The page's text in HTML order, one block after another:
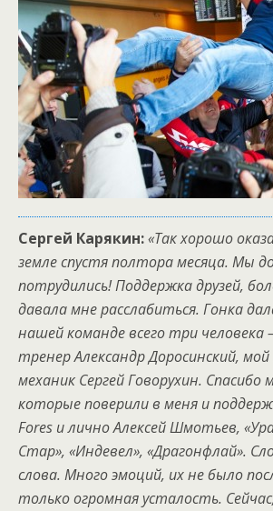
Сергей Карякин:«Так хорошо
земле спустя полтора месяца. Мы
потрудились! Поддержка друзей,
давала мне расслабиться. Гонка
нашей команде всего три человека
тренер Александр Доросинский,
механик Сергей Говорухин. Спасибо
которые поверили в меня и
Fores и лично Алексей Шмотьев,
Стар», «Индевел», «Драгонфлай».
слова. Много эмоций, их не было
только огромная усталость.